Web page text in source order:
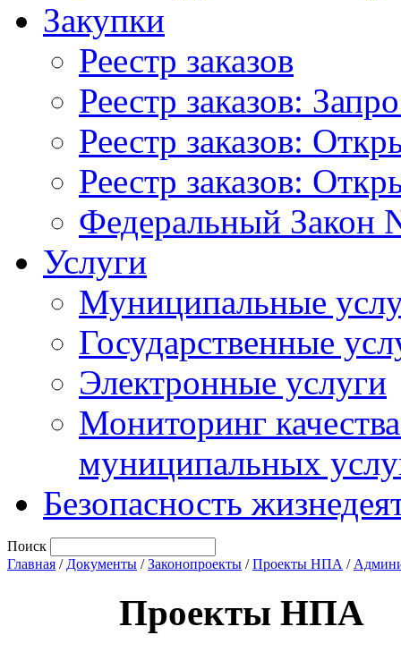
Закупки
Реестр заказов
Реестр заказов:
Реестр заказов:
Реестр заказов:
Федеральный Закон
Услуги
Муниципальные
Государственные
Электронные услуги
Мониторинг
муниципальных
Безопасность
Поиск
Главная / Документы /Законопроекты /Проекты НПА /
Проекты НПА